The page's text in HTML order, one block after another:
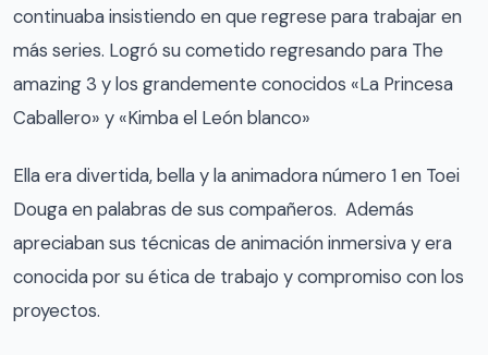
continuaba insistiendo en que regrese para trabajar en
más series. Logró su cometido regresando para The
amazing 3 y los grandemente conocidos «La Princesa
Caballero» y «Kimba el León blanco»
Ella era divertida, bella y la animadora número 1 en Toei
Douga en palabras de sus compañeros. Además
apreciaban sus técnicas de animación inmersiva y era
conocida por su ética de trabajo y compromiso con los
proyectos.